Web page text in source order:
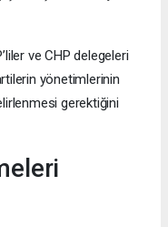
ve CHP delegeleri
yönetimlerinin
gerektiğini